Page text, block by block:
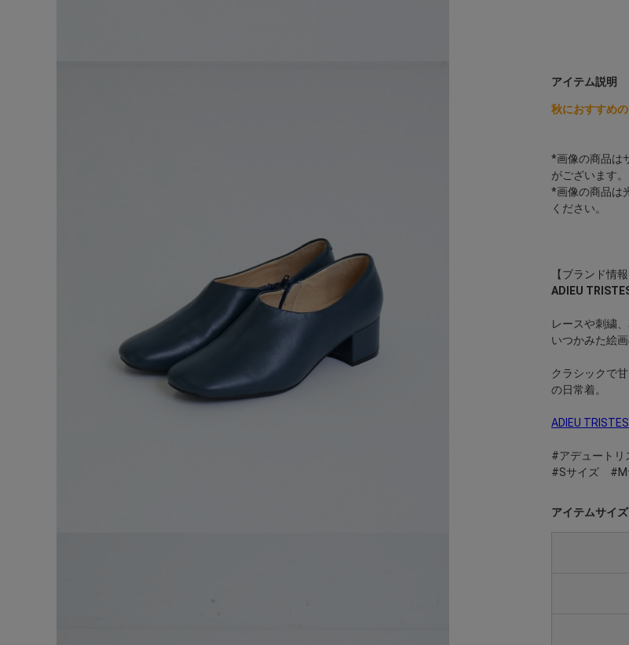
アイテム説明
秋におすすめ
*画像の商品は
がございます。
*画像の商品は
ください。
【ブランド情報
ADIEU
レースや刺繍
いつかみた絵
クラシックで
の日常着。
ADIEU
#アデュート
#Sサイズ
アイテムサイズ